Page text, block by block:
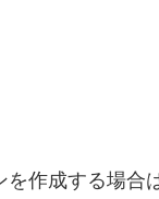
作成する場合